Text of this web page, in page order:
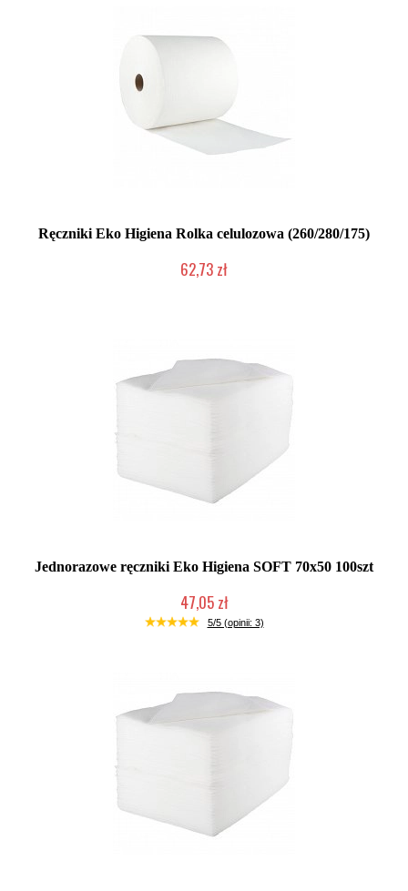
Ręczniki Eko Higiena Rolka celulozowa (260/280/175)
62,73 zł
Jednorazowe ręczniki Eko Higiena SOFT 70x50 100szt
47,05 zł
Duża ilość (wysyłka w 24h)
5/5 (opinii: 3)